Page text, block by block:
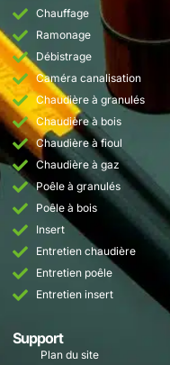
Chauffage
Ramonage
Débistrage
Caméra canalisation
Chaudière à granulés
Chaudière à bois
Chaudière à fioul
Chaudière à gaz
Poêle à granulés
Poêle à bois
Insert
Entretien chaudière
Entretien poêle
Entretien insert
Support
Plan du site